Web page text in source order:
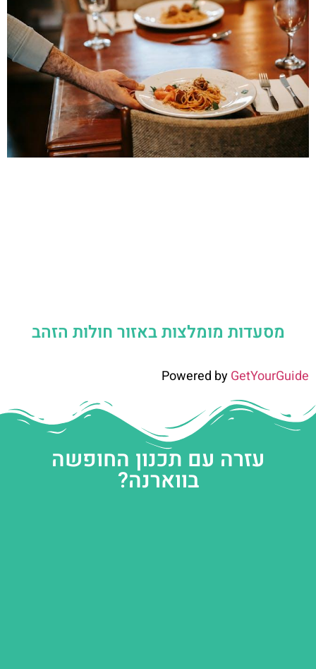
מסעדות מומלצות באזור חולות הזהב
Powered byGetYourGuide
עזרה עם תכנון החופשה
בווארנה?